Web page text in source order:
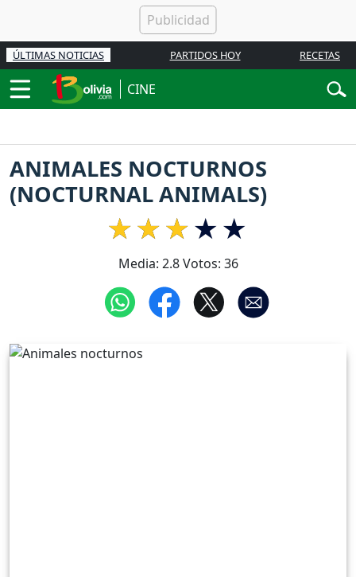
ÚLTIMAS NOTICIAS PARTIDOS HOY RECETAS
CINE
ANIMALES NOCTURNOS
(NOCTURNAL ANIMALS)
Media: 2.8Votos: 36